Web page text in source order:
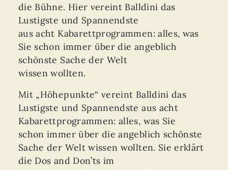
die Bühne. Hier vereint Balldini das
Lustigste und Spannendste
aus acht Kabarettprogrammen: alles, was
Sie schon immer über die angeblich
schönste Sache der Welt
wissen wollten.
Mit „Höhepunkte“ vereint Balldini das
Lustigste und Spannendste aus acht
Kabarettprogrammen: alles, was Sie
schon immer über die angeblich schönste
Sache der Welt wissen wollten. Sie erklärt
die Dos and Don’ts im